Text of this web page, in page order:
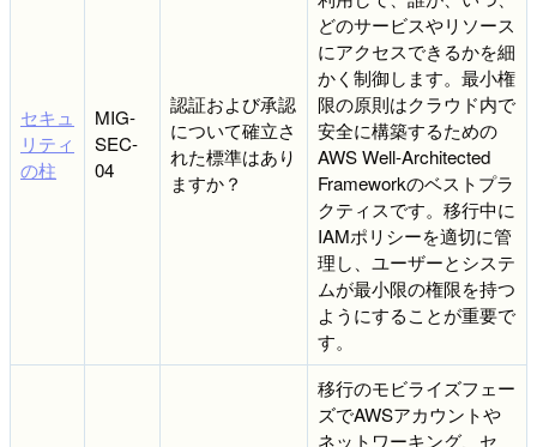
セキュ
リティ
の柱
MIG-
SEC-
04
認証および承認
について確立さ
れた標準はあり
ますか？
どのサービスやリソース
にアクセスできるかを細
かく制御します。最小権
限の原則はクラウド内で
安全に構築するための
AWS Well-Architected
Frameworkのベストプラ
クティスです。移行中に
IAMポリシーを適切に管
理し、ユーザーとシステ
ムが最小限の権限を持つ
ようにすることが重要で
す。
移行のモビライズフェー
ズでAWSアカウントや
ネットワーキング、セ